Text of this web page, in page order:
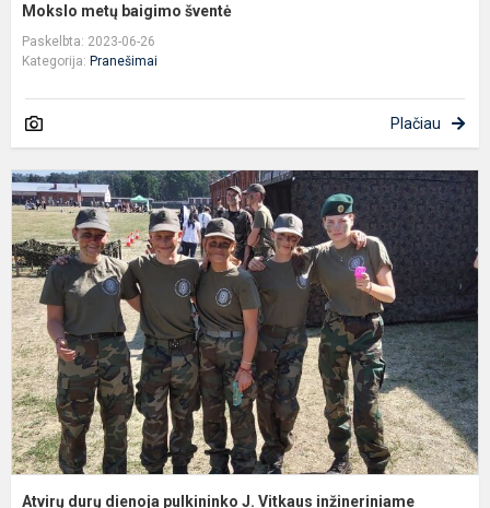
Mokslo metų baigimo šventė
Paskelbta: 2023-06-26
Kategorija: Pranešimai
Plačiau
Atvirų durų dienoja pulkininko J. Vitkaus inžineriniame